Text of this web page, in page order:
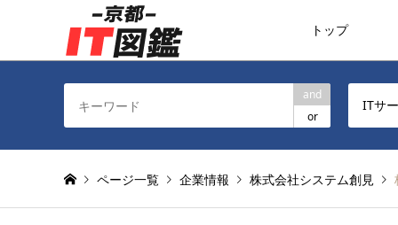
トップ
and
or
ITサ
ページ一覧 企業情報 株式会社システム創見